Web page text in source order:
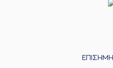
ΕΠΙΣΗΜΗ